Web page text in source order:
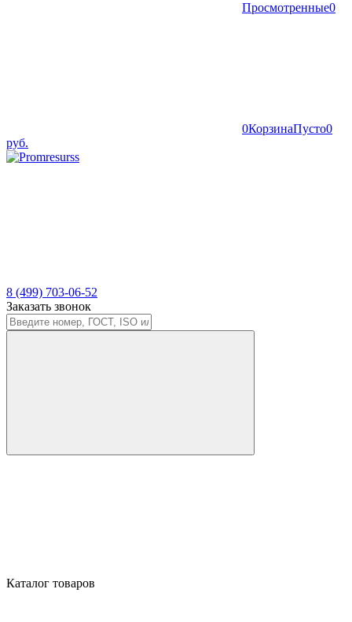
Просмотренные0
0КорзинаПусто0
руб.
8 (499) 703-06-52
Заказать звонок
Каталог товаров